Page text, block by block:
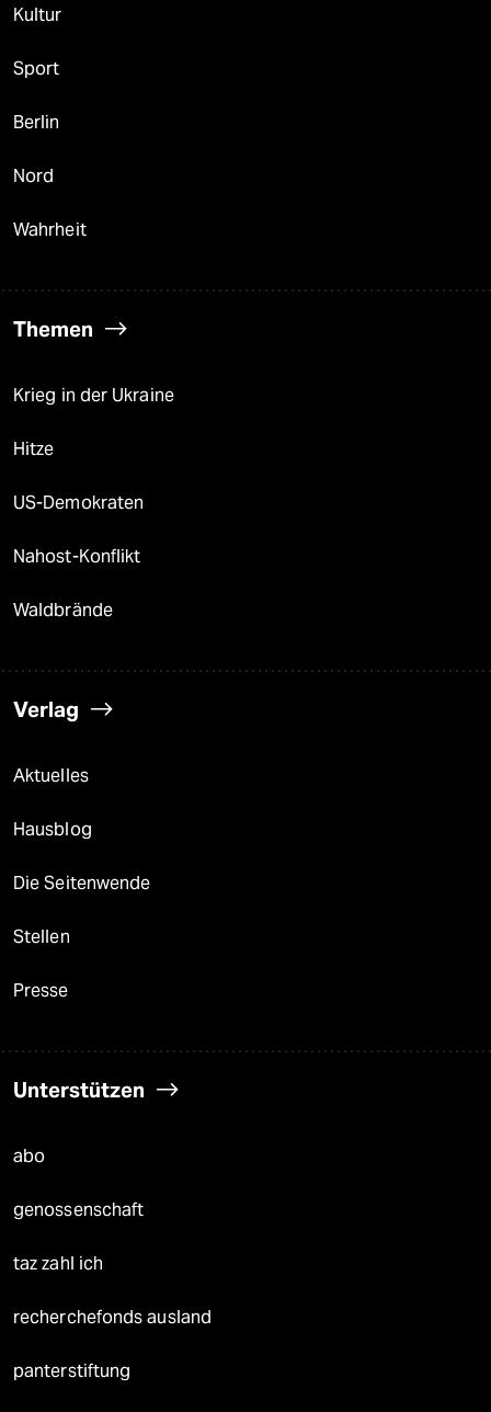
Kultur
Sport
Berlin
Nord
Wahrheit
Themen
Krieg in der Ukraine
Hitze
US-Demokraten
Nahost-Konflikt
Waldbrände
Verlag
Aktuelles
Hausblog
Die Seitenwende
Stellen
Presse
Unterstützen
abo
genossenschaft
taz zahl ich
recherchefonds ausland
panterstiftung